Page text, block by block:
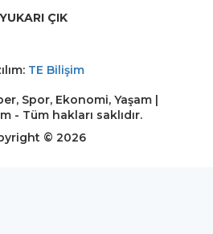
YUKARI ÇIK
TE Bilişim
Spor, Ekonomi, Yaşam |
- Tüm hakları saklıdır.
© 2026